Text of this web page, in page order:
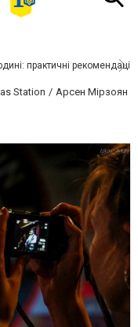
практичні рекомендації
Station Арсен Мірзоян